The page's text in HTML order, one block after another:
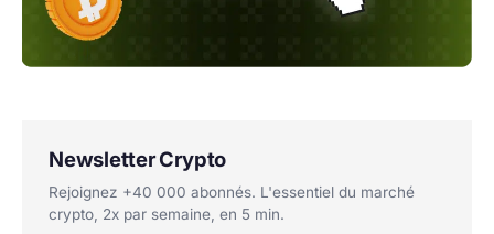
Newsletter Crypto
Rejoignez +40 000 abonnés. L'essentiel du marché
crypto, 2x par semaine, en 5 min.